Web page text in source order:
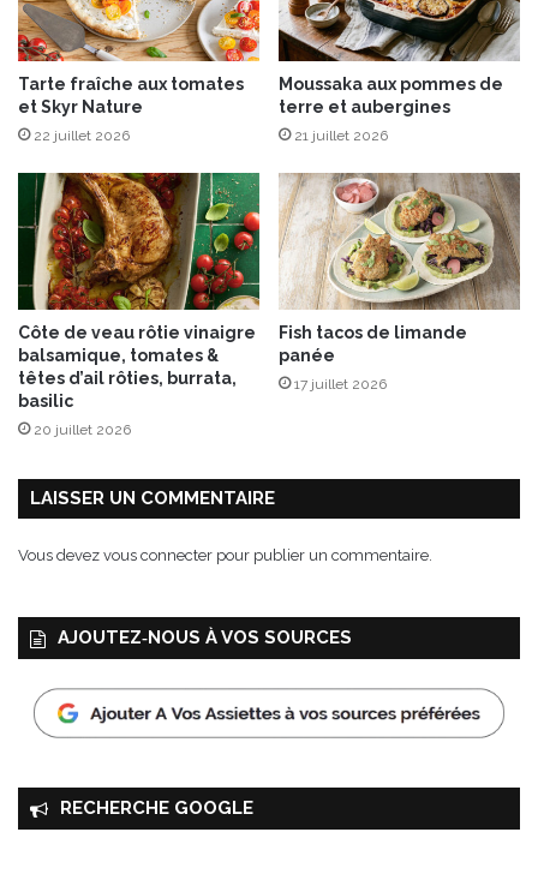
t
e
s
V
i
v
i
l
l
e
®
n
v
e
r
t
g
b
r
e
d
e
o
k
l
Tarte fraîche aux tomates
et Skyr Nature
22 juillet 2026
Moussaka aux pommes de
terre et aubergines
21 juillet 2026
Côte de veau rôtie vinaigre
balsamique, tomates &
têtes d’ail rôties, burrata,
basilic
20 juillet 2026
Fish tacos de limande
panée
17 juillet 2026
LAISSER UN COMMENTAIRE
Vous devez vous connecter pour publier un commentaire.
AJOUTEZ‑NOUS À VOS SOURCES
RECHERCHE GOOGLE